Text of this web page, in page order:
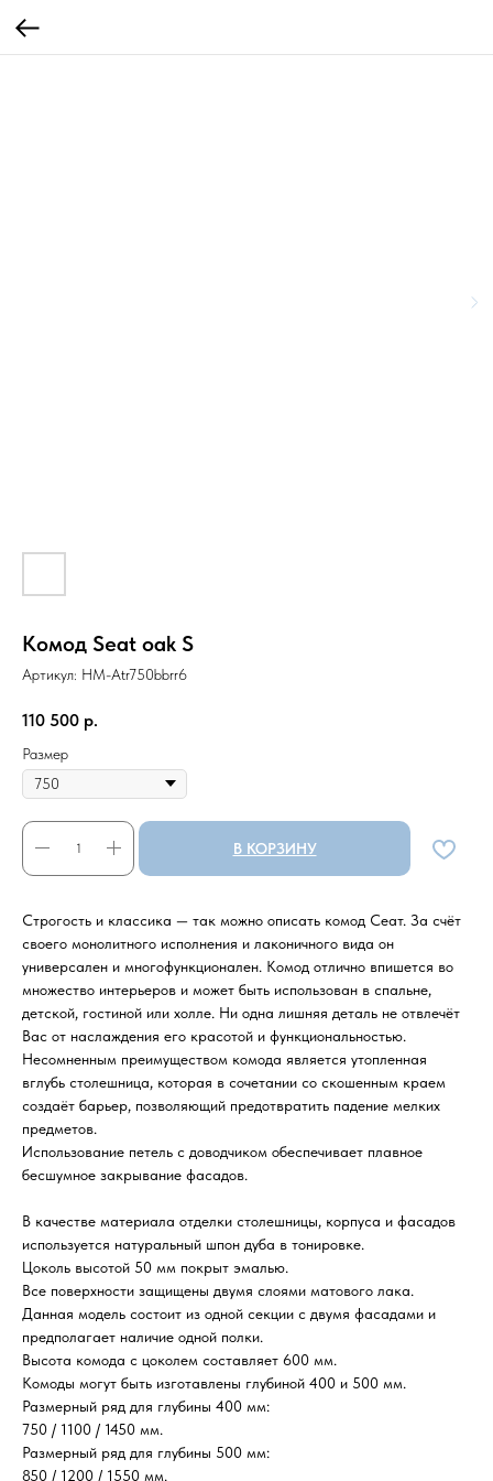
Комод Seat oak S
Артикул: HM-Atr750bbrr6
110 500 р.
Размер
В КОРЗИНУ
Строгость и классика — так можно описать комод Сеат. За счёт
своего монолитного исполнения и лаконичного вида он
универсален и многофункционален. Комод отлично впишется во
множество интерьеров и может быть использован в спальне,
детской, гостиной или холле. Ни одна лишняя деталь не отвлечёт
Вас от наслаждения его красотой и функциональностью.
Несомненным преимуществом комода является утопленная
вглубь столешница, которая в сочетании со скошенным краем
создаёт барьер, позволяющий предотвратить падение мелких
предметов.
Использование петель с доводчиком обеспечивает плавное
бесшумное закрывание фасадов.
В качестве материала отделки столешницы, корпуса и фасадов
используется натуральный шпон дуба в тонировке.
Цоколь высотой 50 мм покрыт эмалью.
Все поверхности защищены двумя слоями матового лака.
Данная модель состоит из одной секции с двумя фасадами и
предполагает наличие одной полки.
Высота комода с цоколем составляет 600 мм.
Комоды могут быть изготавлены глубиной 400 и 500 мм.
Размерный ряд для глубины 400 мм:
750 / 1100 / 1450 мм.
Размерный ряд для глубины 500 мм:
850 / 1200 / 1550 мм.